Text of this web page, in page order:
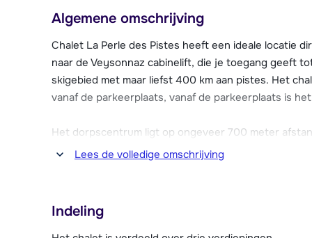
Algemene omschrijving
Chalet La Perle des Pistes heeft een ideale locatie
naar de Veysonnaz cabinelift, die je toegang geeft
skigebied met maar liefst 400 km aan pistes. Het
vanaf de parkeerplaats, vanaf de parkeerplaats is
Het dorpscentrum ligt op ongeveer 700 meter
en restaurants en een overdekt zwembad. Bij het
Chalet La Perle des Pistes biedt een
heerlijke openhaard die zorgt voor een gezellige
Lees de volledige omschrijving
Indeling